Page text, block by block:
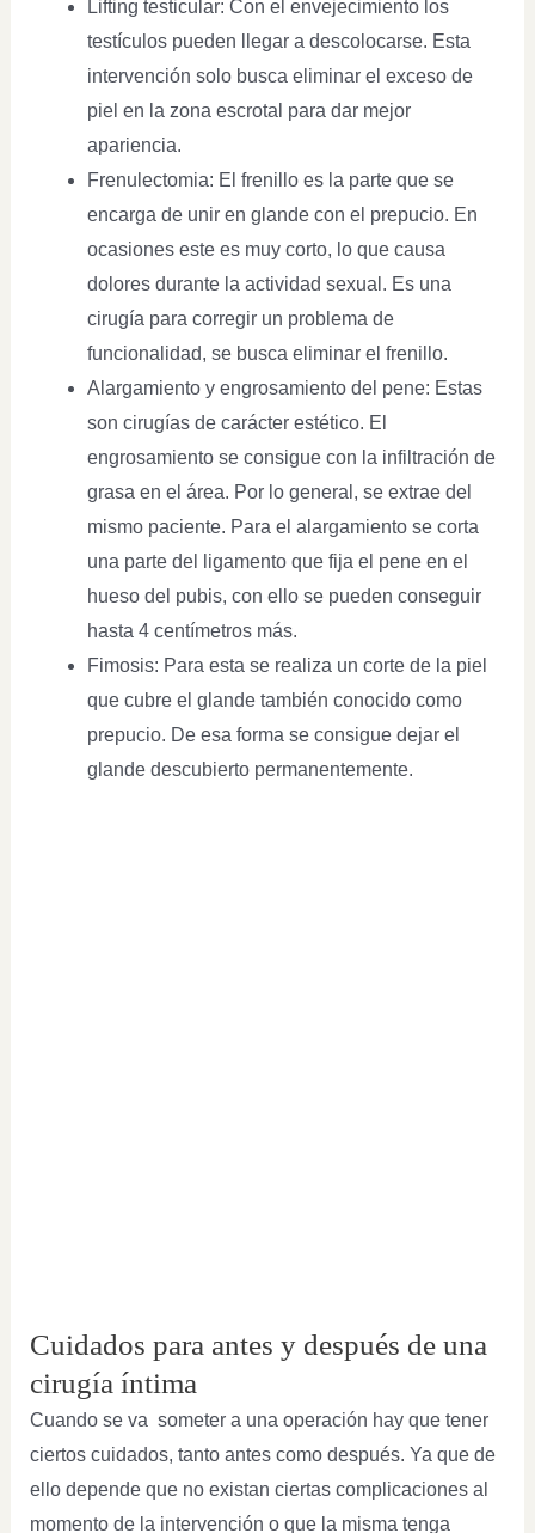
Lifting testicular: Con el envejecimiento los
testículos pueden llegar a descolocarse. Esta
intervención solo busca eliminar el exceso de
piel en la zona escrotal para dar mejor
apariencia.
Frenulectomia: El frenillo es la parte que se
encarga de unir en glande con el prepucio. En
ocasiones este es muy corto, lo que causa
dolores durante la actividad sexual. Es una
cirugía para corregir un problema de
funcionalidad, se busca eliminar el frenillo.
Alargamiento y engrosamiento del pene: Estas
son cirugías de carácter estético. El
engrosamiento se consigue con la infiltración de
grasa en el área. Por lo general, se extrae del
mismo paciente. Para el alargamiento se corta
una parte del ligamento que fija el pene en el
hueso del pubis, con ello se pueden conseguir
hasta 4 centímetros más.
Fimosis: Para esta se realiza un corte de la piel
que cubre el glande también conocido como
prepucio. De esa forma se consigue dejar el
glande descubierto permanentemente.
Cuidados para antes y después de una
cirugía íntima
Cuando se va someter a una operación hay que tener
ciertos cuidados, tanto antes como después. Ya que de
ello depende que no existan ciertas complicaciones al
momento de la intervención o que la misma tenga